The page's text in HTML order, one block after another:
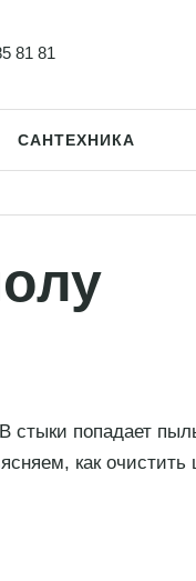
81 81
САНТЕХНИКА
стыки попадает
как